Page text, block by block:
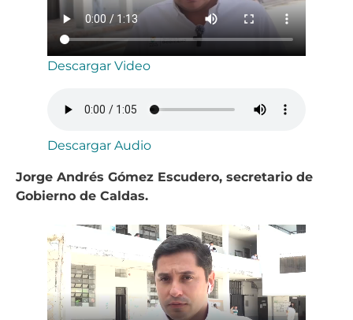
Descargar Video
Descargar Audio
Jorge Andrés Gómez Escudero, secretario de
Gobierno de Caldas.